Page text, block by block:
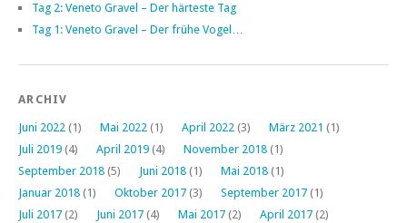
Tag 2: Veneto Gravel – Der härteste Tag
Tag 1: Veneto Gravel – Der frühe Vogel…
ARCHIV
Juni 2022 (1) Mai 2022 (1) April 2022 (3) März 2021 (1)
Juli 2019 (4) April 2019 (4) November 2018 (1)
September 2018 (5) Juni 2018 (1) Mai 2018 (1)
Januar 2018 (1) Oktober 2017 (3) September 2017 (1)
Juli 2017 (2) Juni 2017 (4) Mai 2017 (2) April 2017 (2)